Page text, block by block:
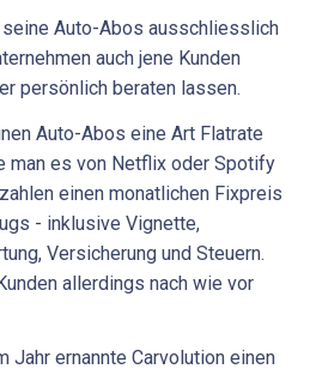
Auto-Abos ausschliesslich
auch jene Kunden
persönlich beraten lassen.
Auto-Abos eine Art Flatrate
man es von Netflix oder Spotify
einen monatlichen Fixpreis
- inklusive Vignette,
Versicherung und Steuern.
allerdings nach wie vor
Jahr ernannte Carvolution einen